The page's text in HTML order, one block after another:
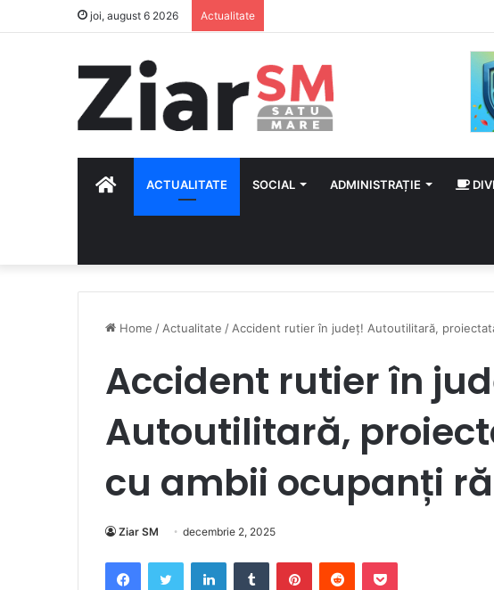
joi, august 6 2026 Actualitate
HOMEACTUALITATE SOCIAL ADMINISTRAȚIE
Home / Actualitate / Accident rutier în județ! Autoutilitară,
Accident rutier în
Autoutilitară,
cu ambii ocupanți
Ziar SM decembrie 2, 2025
FacebookTwitter LinkedInTumblr PinterestReddit Pocket